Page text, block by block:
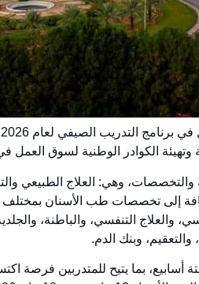
وتهيئة الكوادر الوطنية لسوق العمل
وهي: العلاج الطبيعي
إلى تخصصات طب الأسنان
والعلاج التنفسي، والباطنة،
وبنك الدم.
أسابيع، بما يتيح للمتدربين فرصة